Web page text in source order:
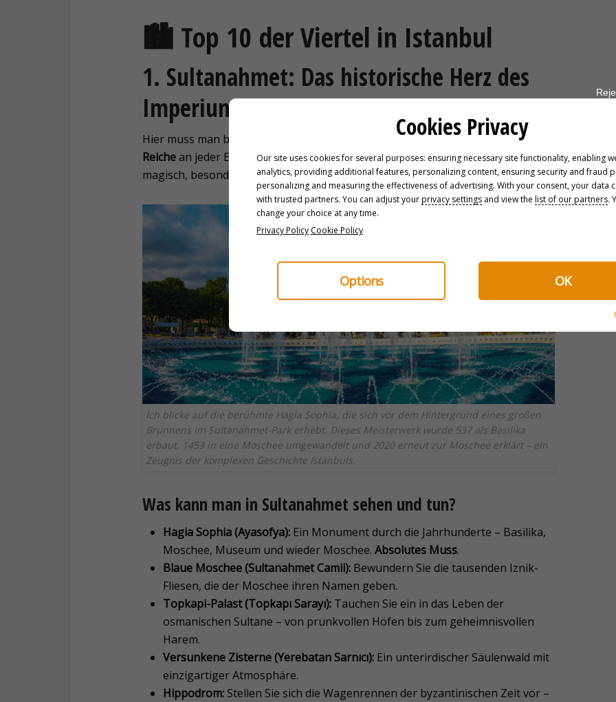
🏙️ Top 10 der Viertel in Istanbul
1. Sultanahmet: Das historische Herz des
Imperiums
Hier muss man beginnen. In springt Ihnen die Geschichtedreier
Reichean jeder Ecke entgegen. Ja, es ist touristisch – aber zugleich absolut
magisch, besonders früh am Morgen, wenn der Platz langsam erwacht.
Ich blicke auf die berühmte Hagia Sophia, die sich vor dem Hintergrund eines großen
Brunnens im Sultanahmet-Park erhebt. Dieses Meisterwerk wurde 537 als Basilika
erbaut, 1453 in eine Moschee umgewandelt und 2020 erneut zur Moschee erklärt – ein
Zeugnis der komplexen Geschichte Istanbuls.
Was kann man in Sultanahmet sehen und tun?
Hagia Sophia (Ayasofya): Ein Monument durch die Jahrhunderte – Basilika,
Moschee, Museum und wieder Moschee. Absolutes Muss.
Blaue Moschee (Sultanahmet Camii): Bewundern Sie die tausenden Iznik-
Fliesen, die der Moschee ihren Namen geben.
Topkapi-Palast (Topkapı Sarayı): Tauchen Sie ein in das Leben der
osmanischen Sultane – von prunkvollen Höfen bis zum geheimnisvollen
Harem.
Versunkene Zisterne (Yerebatan Sarnıcı): Ein unterirdischer Säulenwald mit
einzigartiger Atmosphäre.
Hippodrom: Stellen Sie sich die Wagenrennen der byzantinischen Zeit vor –
Cookies Privacy
Our site uses cookies for several purposes: ensuring necessary site functionality, enabling
analytics, providing additional features, personalizing content, ensuring security and fraud
personalizing and measuring the effectiveness of advertising. With your consent, your data
with trusted partners. You can adjust yourprivacy settings and view the list of our partners.
change your choice at any time.
Privacy Policy Cookie Policy
Options OK